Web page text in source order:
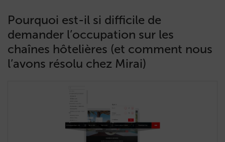
Pourquoi est-il si difficile de
demander l’occupation sur les
chaînes hôtelières (et comment nous
l’avons résolu chez Mirai)